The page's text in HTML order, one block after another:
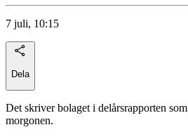
7 juli, 10:15
Dela
Det skriver bolaget i delårsrapporten
morgonen.